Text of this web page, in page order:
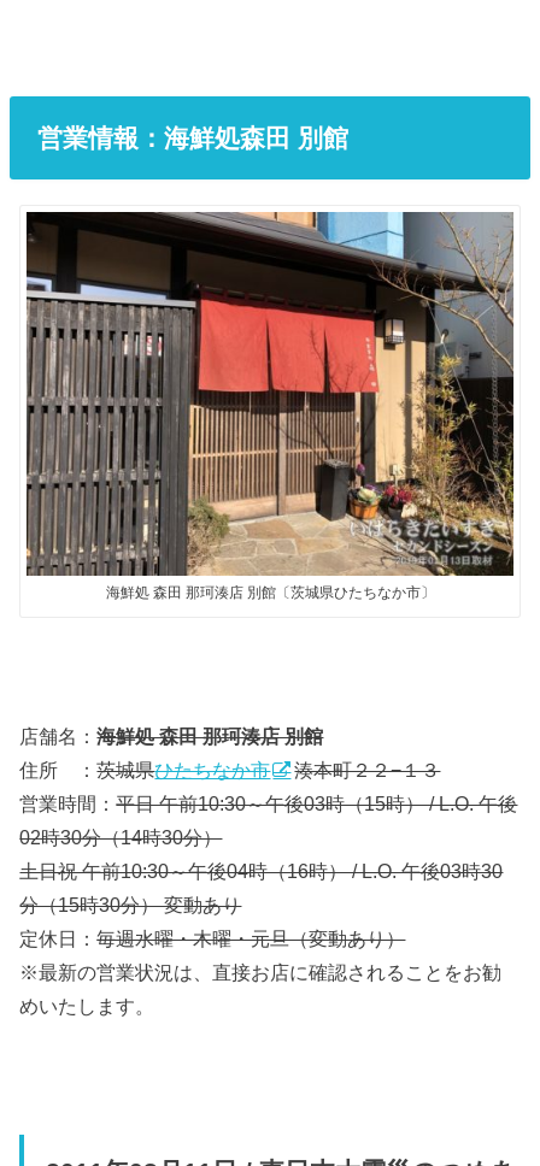
営業情報：海鮮処森田 別館
海鮮処 森田 那珂湊店 別館〔茨城県ひたちなか市〕
店舗名：海鮮処 森田 那珂湊店 別館
住所 ：茨城県ひたちなか市
湊本町２２−１３
営業時間：平日 午前10:30～午後03時（15時） / L.O. 午後
02時30分（14時30分）
土日祝 午前10:30～午後04時（16時） / L.O. 午後03時30
分（15時30分） 変動あり
定休日：毎週水曜・木曜・元旦（変動あり）
※最新の営業状況は、直接お店に確認されることをお勧
めいたします。